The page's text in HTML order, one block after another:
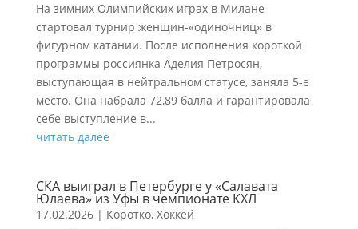
На зимних Олимпийских играх в Милане
стартовал турнир женщин-«одиночниц» в
фигурном катании. После исполнения короткой
программы россиянка Аделия Петросян,
выступающая в нейтральном статусе, заняла 5-е
место. Она набрала 72,89 балла и гарантировала
себе выступление в...
читать далее
СКА выиграл в Петербурге у «Салавата
Юлаева» из Уфы в чемпионате КХЛ
17.02.2026| Коротко, Хоккей